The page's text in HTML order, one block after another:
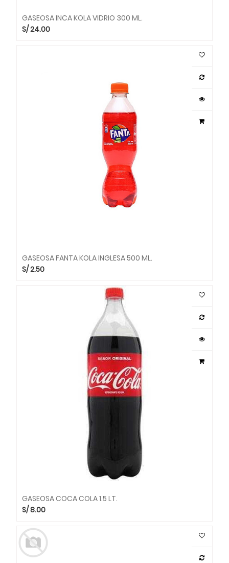
GASEOSA INCA KOLA VIDRIO 300 ML.
S/24.00
GASEOSA FANTA KOLA INGLESA 500 ML.
S/2.50
GASEOSA COCA COLA 1.5 LT.
S/8.00